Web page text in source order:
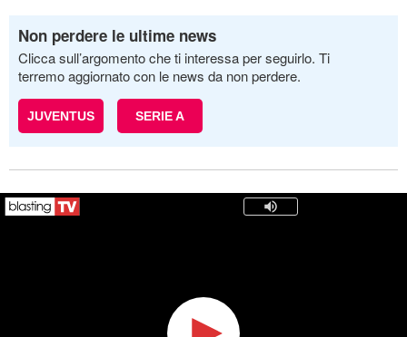
Non perdere le ultime news
Clicca sull’argomento che ti interessa per seguirlo. Ti
terremo aggiornato con le news da non perdere.
JUVENTUS SERIE A